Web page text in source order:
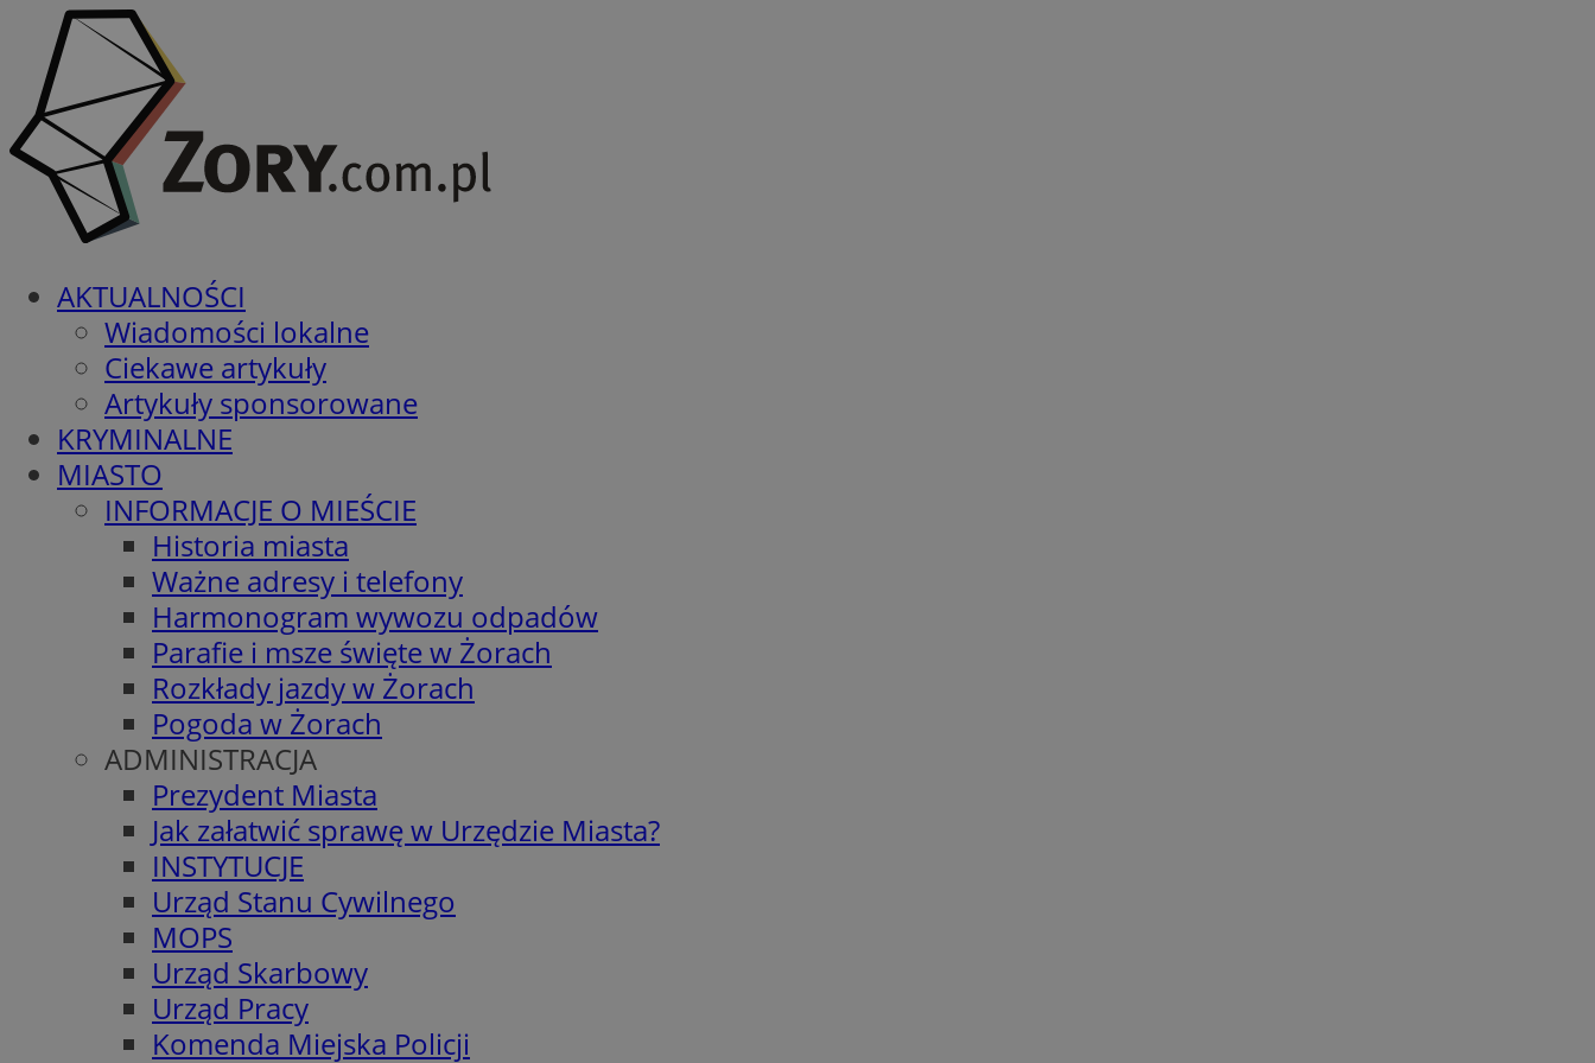
AKTUALNOŚCI
Wiadomości lokalne
Ciekawe artykuły
Artykuły sponsorowane
KRYMINALNE
MIASTO
INFORMACJE O MIEŚCIE
Historia miasta
Ważne adresy i telefony
Harmonogram wywozu odpadów
Parafie i msze święte w Żorach
Rozkłady jazdy w Żorach
Pogoda w Żorach
ADMINISTRACJA
Prezydent Miasta
Jak załatwić sprawę w Urzędzie Miasta?
INSTYTUCJE
Urząd Stanu Cywilnego
MOPS
Urząd Skarbowy
Urząd Pracy
Komenda Miejska Policji